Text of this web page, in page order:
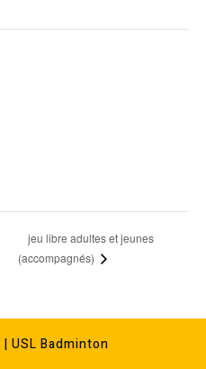
jeu libre adultes et jeunes
(accompagnés)
USL Badminton